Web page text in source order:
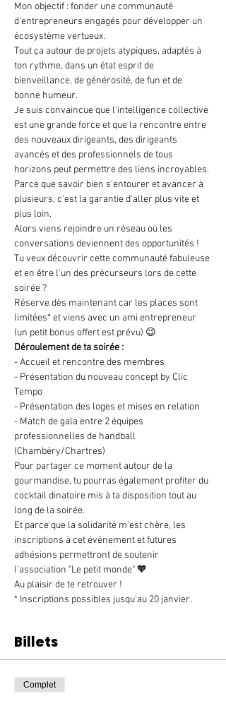
Mon objectif : fonder une communauté
d'entrepreneurs engagés pour développer un
écosystème vertueux.
Tout ça autour de projets atypiques, adaptés à
ton rythme, dans un état esprit de
bienveillance, de générosité, de fun et de
bonne humeur.
Je suis convaincue que l’intelligence collective
est une grande force et que la rencontre entre
des nouveaux dirigeants, des dirigeants
avancés et des professionnels de tous
horizons peut permettre des liens incroyables.
Parce que savoir bien s'entourer et avancer à
plusieurs, c'est la garantie d'aller plus vite et
plus loin.
Alors viens rejoindre un réseau où les
conversations deviennent des opportunités !
Tu veux découvrir cette communauté fabuleuse
et en être l'un des précurseurs lors de cette
soirée ?
Réserve dès maintenant car les places sont
limitées* et viens avec un ami entrepreneur
(un petit bonus offert est prévu) 😉
Déroulement de ta soirée :
- Accueil et rencontre des membres
- Présentation du nouveau concept by Clic
Tempo
- Présentation des loges et mises en relation
- Match de gala entre 2 équipes
professionnelles de handball
(Chambéry/Chartres)
Pour partager ce moment autour de la
gourmandise, tu pourras également profiter du
cocktail dinatoire mis à ta disposition tout au
long de la soirée.
Et parce que la solidarité m’est chère, les
inscriptions à cet événement et futures
adhésions permettront de soutenir
l’association "Le petit monde" 🧡
Au plaisir de te retrouver !
* Inscriptions possibles jusqu'au 20 janvier.
Billets
Complet